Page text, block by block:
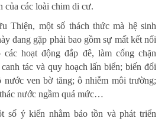
của các loài chim di cư.
Thiện, một số thách thức mà hệ sinh
đang gặp phải bao gồm sự mất kết nối
hoạt động đắp đê, làm cống chặn
tác và quy hoạch lấn biển; biến đổi
nước ven bờ tăng; ô nhiễm môi trường;
nước ngầm quá mức…
số ý kiến nhằm bảo tồn và phát triển